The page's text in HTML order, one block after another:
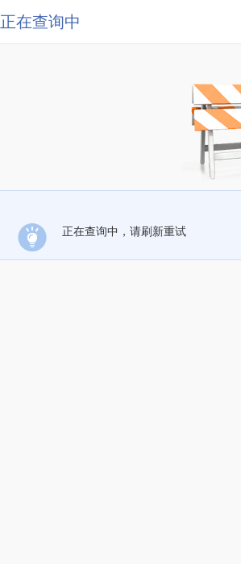
正在查询中
正在查询中，请刷新重试